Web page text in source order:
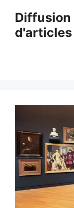
contenu